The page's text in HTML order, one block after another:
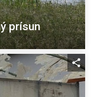
prísun